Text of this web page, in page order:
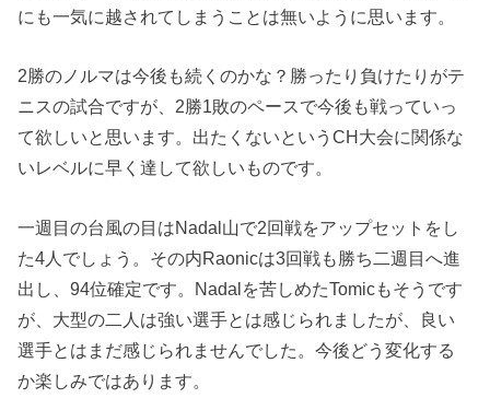
にも一気に越されてしまうことは無いように思います。
2勝のノルマは今後も続くのかな？勝ったり負けたりがテ
ニスの試合ですが、2勝1敗のペースで今後も戦っていっ
て欲しいと思います。出たくないというCH大会に関係な
いレベルに早く達して欲しいものです。
一週目の台風の目はNadal山で2回戦をアップセットをし
た4人でしょう。その内Raonicは3回戦も勝ち二週目へ進
出し、94位確定です。Nadalを苦しめたTomicもそうです
が、大型の二人は強い選手とは感じられましたが、良い
選手とはまだ感じられませんでした。今後どう変化する
か楽しみではあります。